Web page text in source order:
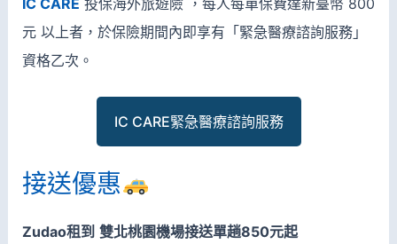
元 以上者，於保險期間內即享有「緊急醫療諮詢服務」
資格乙次。
IC CARE緊急醫療諮詢服務
接送優惠
Zudao租到 雙北桃園機場接送單趟850元起